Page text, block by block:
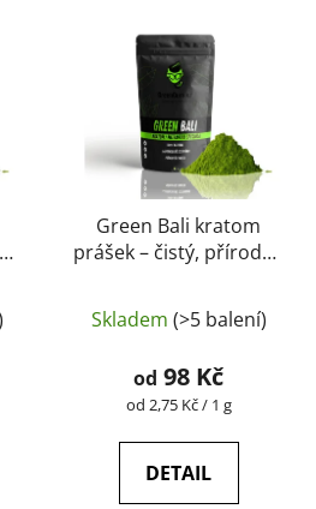
Green Bali kratom
prášek – čistý, přírodní,
| GreenGuru
hodnocení
produktu
je
z
Skladem (>5 balení)
od 98 Kč
Měrná
od 2,75 Kč / 1 g
DETAIL